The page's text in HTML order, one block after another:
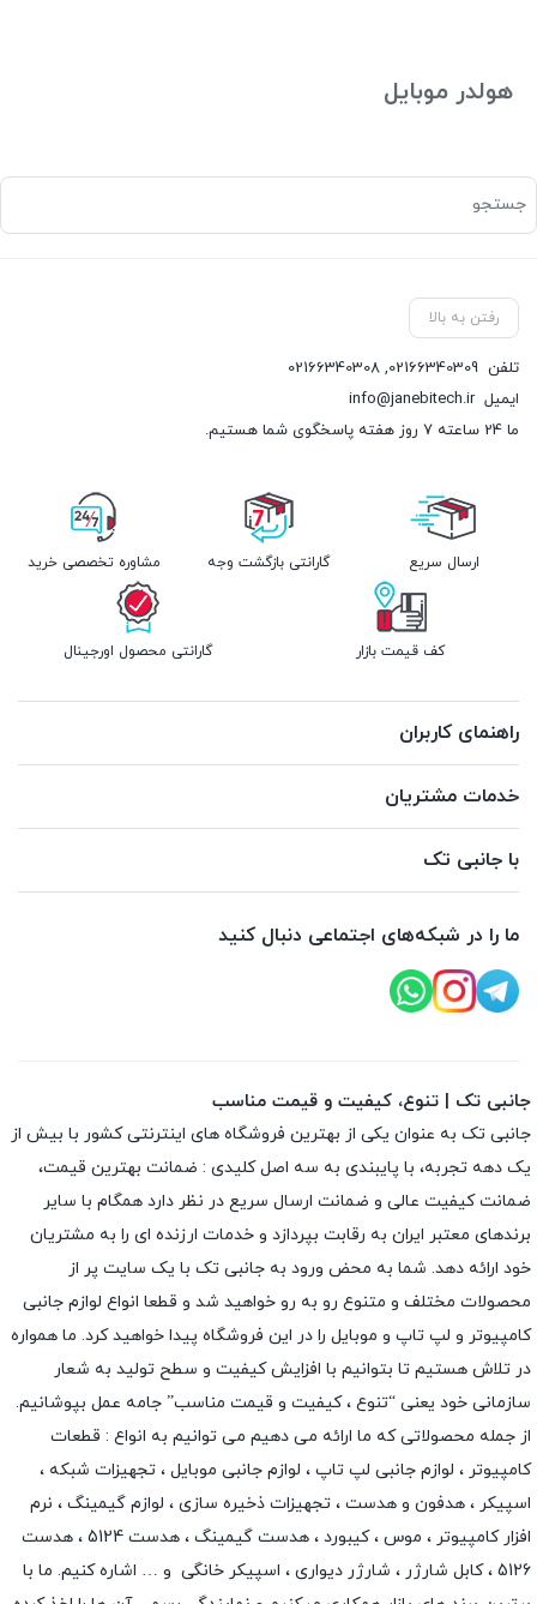
هولدر موبایل
رفتن به بالا
تلفن 02166340309
,
02166340308
ایمیلinfo@janebitech.ir
ما 24 ساعته 7 روز هفته پاسخگوی شما هستیم.
ارسال سریع گارانتی بازگشت وجه مشاوره تخصصی خرید
کف قیمت بازار گارانتی محصول اورجینال
راهنمای کاربران
خدمات مشتریان
با جانبی تک
ما را در شبکه‌های اجتماعی دنبال کنید
جانبی تک | تنوع، کیفیت و قیمت مناسب
جانبی تک به عنوان یکی از بهترین فروشگاه های اینترنتی کشور با بیش از
یک دهه تجربه، با پایبندی به سه اصل کلیدی : ضمانت بهترین قیمت،
ضمانت کیفیت عالی و ضمانت ارسال سریع در نظر دارد همگام با سایر
برندهای معتبر ایران به رقابت بپردازد و خدمات ارزنده ای را به مشتریان
خود ارائه دهد. شما به محض ورود به جانبی تک با یک سایت پر از
محصولات مختلف و متنوع رو به رو خواهید شد و قطعا انواع لوازم جانبی
کامپیوتر و لپ تاپ و موبایل را در این فروشگاه پیدا خواهید کرد. ما همواره
در تلاش هستیم تا بتوانیم با افزایش کیفیت و سطح تولید به شعار
سازمانی خود یعنی “تنوع ، کیفیت و قیمت مناسب” جامه عمل بپوشانیم.
از جمله محصولاتی که ما ارائه می دهیم می توانیم به انواع : قطعات
کامپیوتر ، لوازم جانبی لپ تاپ ، لوازم جانبی موبایل ، تجهیزات شبکه ،
اسپیکر ، هدفون و هدست ، تجهیزات ذخیره سازی ، لوازم گیمینگ ، نرم
افزار کامپیوتر ، موس ،کیبورد ، هدست گیمینگ
، هدست 5124 ، هدست
5126 ،
کابل شارژر ، شارژر دیواری ، اسپیکر خانگی و … اشاره کنیم. ما با